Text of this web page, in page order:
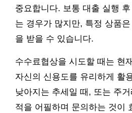
중요합니다. 보통 대출 실행
는 경우가 많지만, 특정 상품
을 받을 수 있습니다.
수수료협상을 시도할 때는 현
자신의 신용도를 유리하게 활
낮아지는 추세일 때, 또는 주
적을 어필하며 문의하는 것이